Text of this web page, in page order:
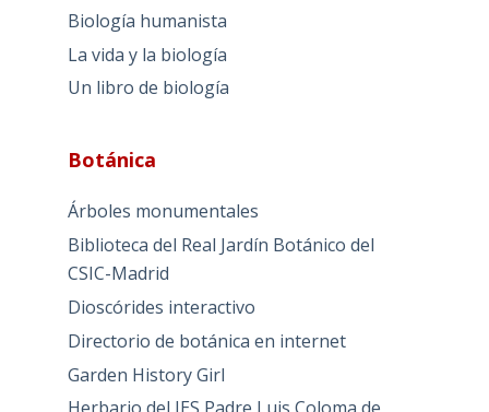
Biología humanista
La vida y la biología
Un libro de biología
Botánica
Árboles monumentales
Biblioteca del Real Jardín Botánico del
CSIC-Madrid
Dioscórides interactivo
Directorio de botánica en internet
Garden History Girl